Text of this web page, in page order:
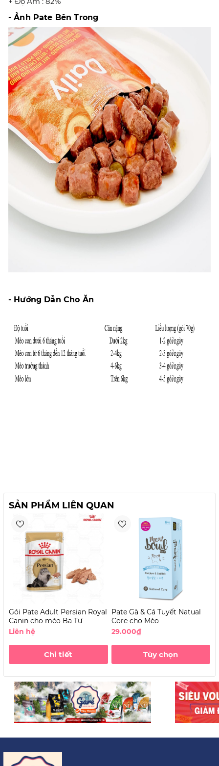
- Ảnh Pate Bên Trong
- Hướng Dẫn Cho Ăn
SẢN PHẨM LIÊN QUAN
Gói Pate Adult Persian Royal
Canin cho mèo Ba Tư
Liên hệ
Chi tiết
Pate Gà & Cá Tuyết Natual
Core cho Mèo
29.000₫
Tùy chọn